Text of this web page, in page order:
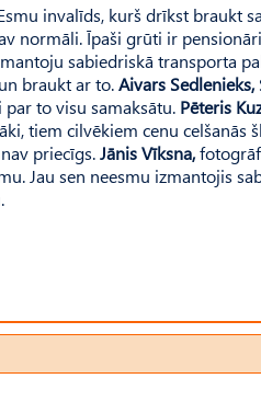
invalīds, kurš drīkst braukt
normāli. Īpaši grūti ir
sabiedriskā transporta
braukt ar to.Aivars Sedlenieks,
to visu samaksātu. Pēteris
tiem cilvēkiem cenu
priecīgs.Jānis Vīksna,
Jau sen neesmu izmantojis